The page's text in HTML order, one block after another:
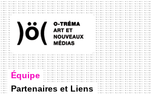
Équipe
Partenaires et Liens